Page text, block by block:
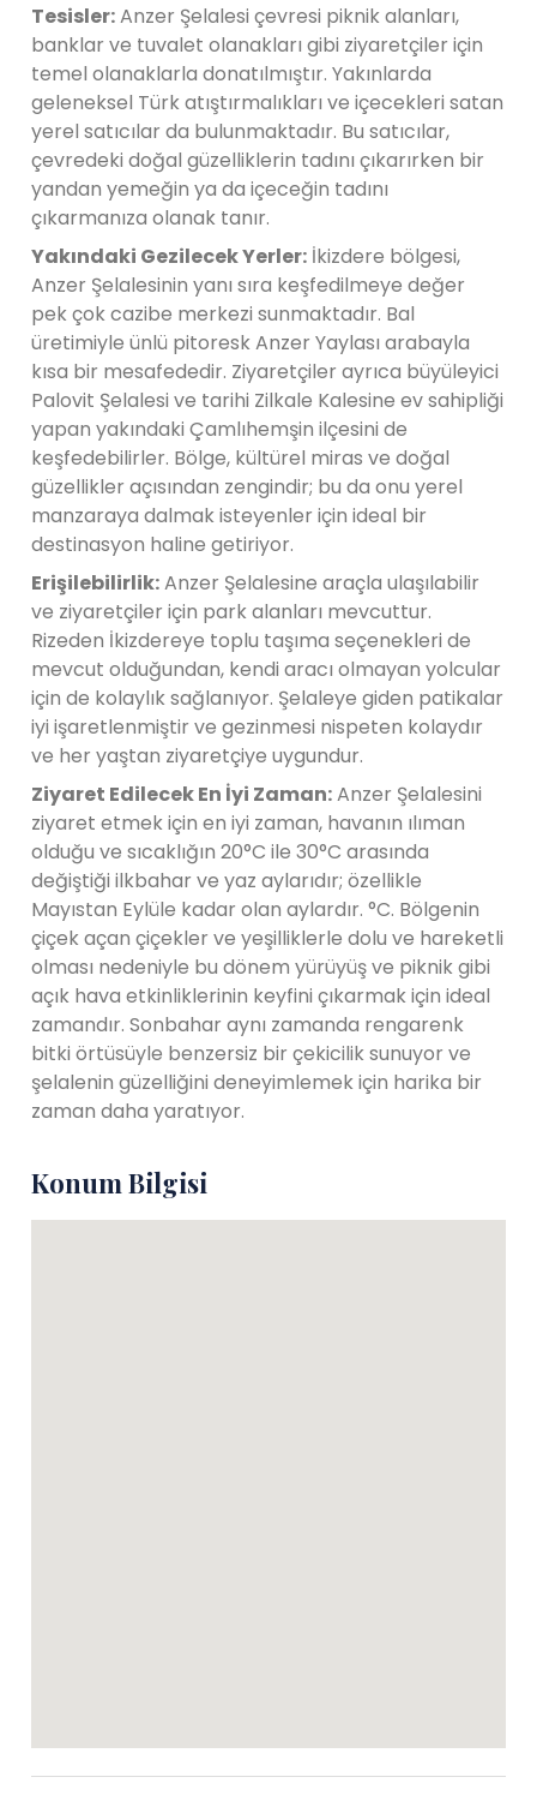
Tesisler:Anzer Şelalesi çevresi piknik alanları,
banklar ve tuvalet olanakları gibi ziyaretçiler için
temel olanaklarla donatılmıştır. Yakınlarda
geleneksel Türk atıştırmalıkları ve içecekleri satan
yerel satıcılar da bulunmaktadır. Bu satıcılar,
çevredeki doğal güzelliklerin tadını çıkarırken bir
yandan yemeğin ya da içeceğin tadını
çıkarmanıza olanak tanır.
Yakındaki Gezilecek Yerler: İkizdere bölgesi,
Anzer Şelalesinin yanı sıra keşfedilmeye değer
pek çok cazibe merkezi sunmaktadır. Bal
üretimiyle ünlü pitoresk Anzer Yaylası arabayla
kısa bir mesafededir. Ziyaretçiler ayrıca büyüleyici
Palovit Şelalesi ve tarihi Zilkale Kalesine ev sahipliği
yapan yakındaki Çamlıhemşin ilçesini de
keşfedebilirler. Bölge, kültürel miras ve doğal
güzellikler açısından zengindir; bu da onu yerel
manzaraya dalmak isteyenler için ideal bir
destinasyon haline getiriyor.
Erişilebilirlik:Anzer Şelalesine araçla ulaşılabilir
ve ziyaretçiler için park alanları mevcuttur.
Rizeden İkizdereye toplu taşıma seçenekleri de
mevcut olduğundan, kendi aracı olmayan yolcular
için de kolaylık sağlanıyor. Şelaleye giden patikalar
iyi işaretlenmiştir ve gezinmesi nispeten kolaydır
ve her yaştan ziyaretçiye uygundur.
Ziyaret Edilecek En İyi Zaman:Anzer Şelalesini
ziyaret etmek için en iyi zaman, havanın ılıman
olduğu ve sıcaklığın 20°C ile 30°C arasında
değiştiği ilkbahar ve yaz aylarıdır; özellikle
Mayıstan Eylüle kadar olan aylardır. °C. Bölgenin
çiçek açan çiçekler ve yeşilliklerle dolu ve hareketli
olması nedeniyle bu dönem yürüyüş ve piknik gibi
açık hava etkinliklerinin keyfini çıkarmak için ideal
zamandır. Sonbahar aynı zamanda rengarenk
bitki örtüsüyle benzersiz bir çekicilik sunuyor ve
şelalenin güzelliğini deneyimlemek için harika bir
zaman daha yaratıyor.
Konum Bilgisi